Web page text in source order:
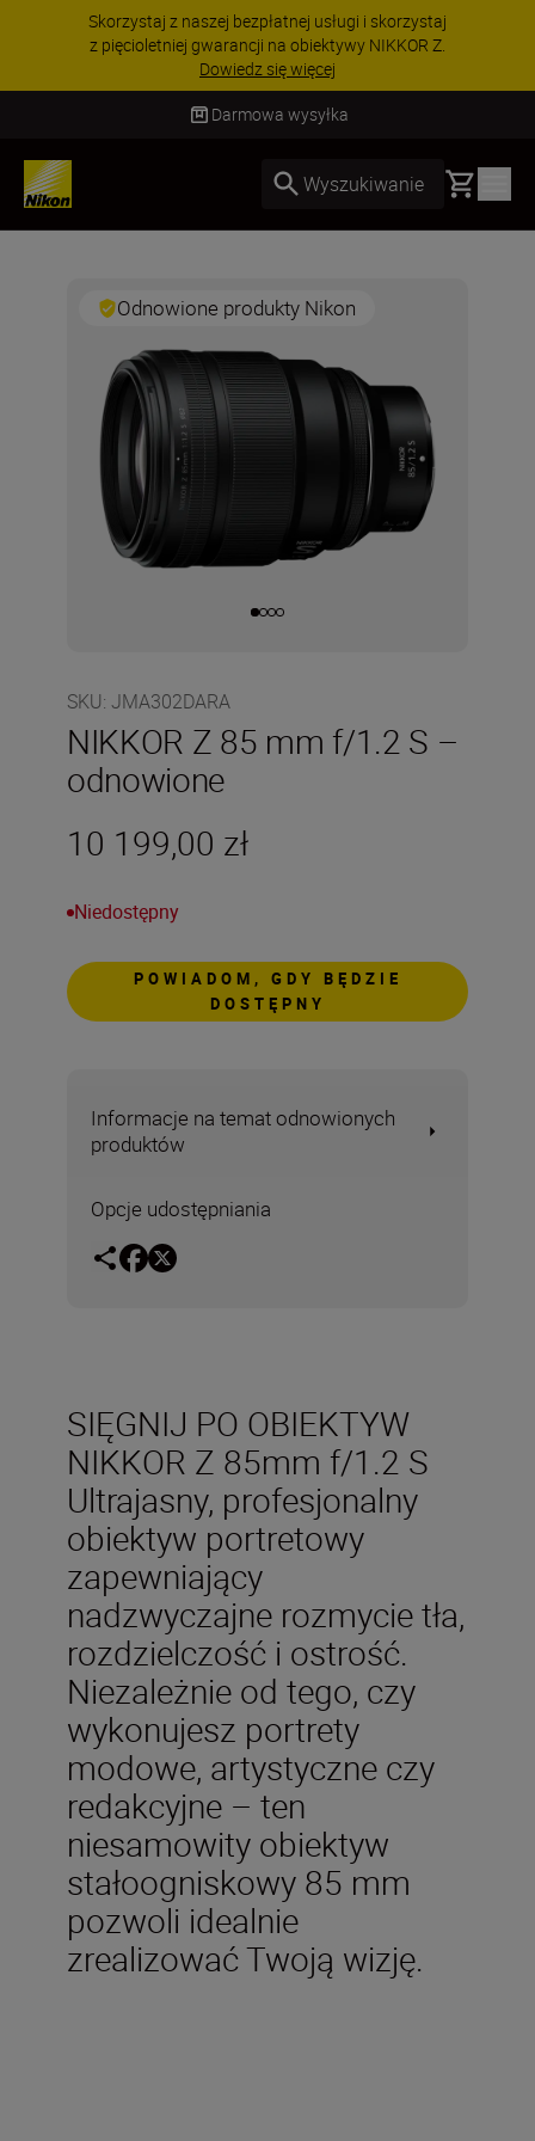
Skorzystaj z naszej bezpłatnej usługi i skorzystaj
z pięcioletniej gwarancji na obiektywy NIKKOR Z.
Dowiedz się więcej
Darmowa wysyłka
Wyszukiwanie Basket
Odnowione produkty Nikon
SKU: JMA302DARA
NIKKOR Z 85 mm f/1.2 S –
odnowione
10 199,00 zł
Niedostępny
POWIADOM, GDY BĘDZIE
DOSTĘPNY
Informacje na temat odnowionych
produktów
Opcje udostępniania
SIĘGNIJ PO OBIEKTYW
NIKKOR Z 85mm f/1.2 S
Ultrajasny, profesjonalny
obiektyw portretowy
zapewniający
nadzwyczajne rozmycie tła,
rozdzielczość i ostrość.
Niezależnie od tego, czy
wykonujesz portrety
modowe, artystyczne czy
redakcyjne – ten
niesamowity obiektyw
stałoogniskowy 85 mm
pozwoli idealnie
zrealizować Twoją wizję.